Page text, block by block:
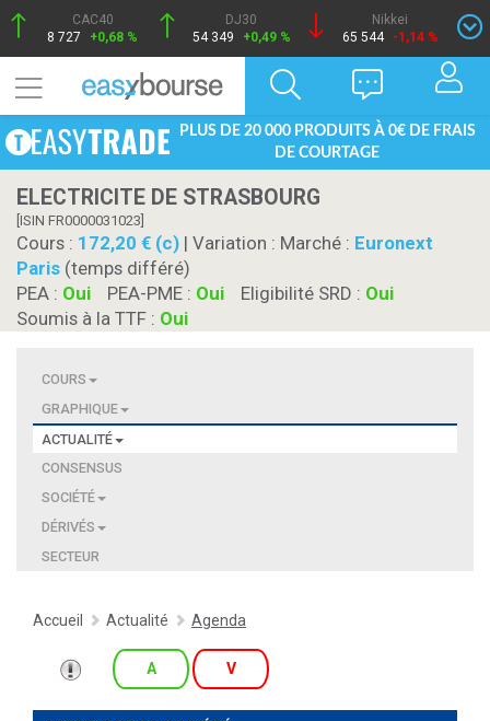
CAC40
8 727
+0,68 %
DJ30
54 349
+0,49 %
Nikkei
65 544 -1,14 %
PLUS DE 20 000 PRODUITS À 0€ DE FRAIS
DE COURTAGE
ELECTRICITE DE STRASBOURG
[ISIN FR0000031023]
Cours : 172,20 € (c) | Variation : Marché : Euronext
Paris (temps différé)
PEA : Oui PEA-PME : Oui Eligibilité SRD : Oui
Soumis à la TTF : Oui
COURS
GRAPHIQUE
ACTUALITÉ
CONSENSUS
SOCIÉTÉ
DÉRIVÉS
SECTEUR
Accueil Actualité Agenda
A V